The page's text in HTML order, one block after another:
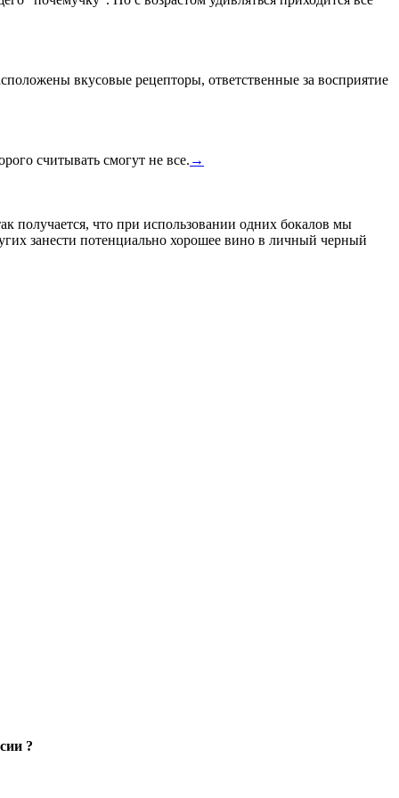
вкусовые рецепторы, ответственные за восприятие
считывать смогут не все. →
получается, что при использовании одних бокалов мы
занести потенциально хорошее вино в личный черный
?